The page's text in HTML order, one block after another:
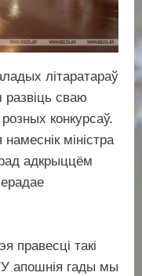
літаратараў
развіць сваю
конкурсаў.
міністра
адкрыццём
правесці такі
апошнія гады мы